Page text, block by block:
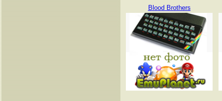
Blood Brothers